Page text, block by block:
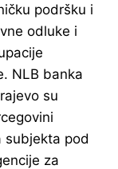
podršku i
odluke i
NLB banka
su
subjekta pod
za